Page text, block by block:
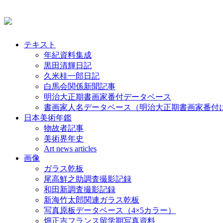
テキスト
年紀資料集成
黒田清輝日記
久米桂一郎日記
白馬会関係新聞記事
明治大正期書画家番付データベース
書画家人名データベース（明治大正期書画家番付
日本美術年鑑
物故者記事
美術界年史
Art news articles
画像
ガラス乾板
尾高鮮之助調査撮影記録
和田新調査撮影記録
新海竹太郎関連ガラス乾板
写真原板データベース（4×5カラー）
畑正吉フランス留学期写真資料